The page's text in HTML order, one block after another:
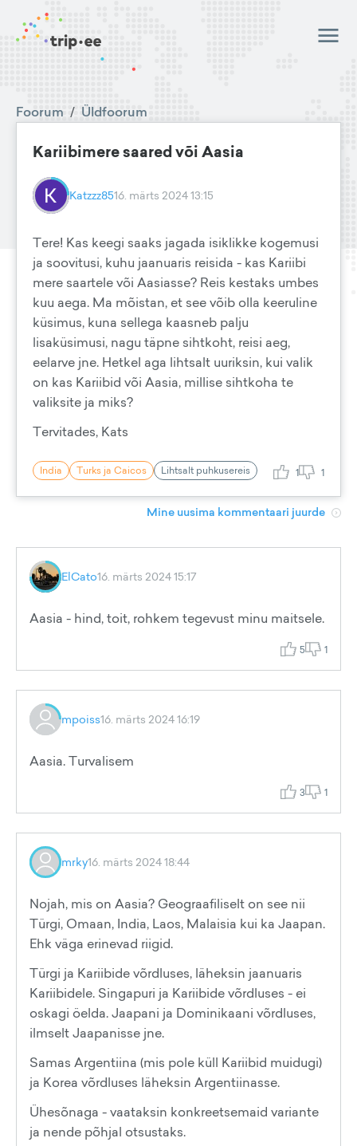
Foorum / Üldfoorum
Kariibimere saared või Aasia
Katzzz8516. märts 2024 13:15
Tere! Kas keegi saaks jagada isiklikke kogemusi
ja soovitusi, kuhu jaanuaris reisida - kas Kariibi
mere saartele või Aasiasse? Reis kestaks umbes
kuu aega. Ma mõistan, et see võib olla keeruline
küsimus, kuna sellega kaasneb palju
lisaküsimusi, nagu täpne sihtkoht, reisi aeg,
eelarve jne. Hetkel aga lihtsalt uuriksin, kui valik
on kas Kariibid või Aasia, millise sihtkoha te
valiksite ja miks?
Tervitades, Kats
India Turks ja Caicos Lihtsalt puhkusereis 1 1
Mine uusima kommentaari juurde
ElCato16. märts 2024 15:17
Aasia - hind, toit, rohkem tegevust minu maitsele.
5 1
mpoiss16. märts 2024 16:19
Aasia. Turvalisem
3 1
mrky16. märts 2024 18:44
Nojah, mis on Aasia? Geograafiliselt on see nii
Türgi, Omaan, India, Laos, Malaisia kui ka Jaapan.
Ehk väga erinevad riigid.
Türgi ja Kariibide võrdluses, läheksin jaanuaris
Kariibidele. Singapuri ja Kariibide võrdluses - ei
oskagi öelda. Jaapani ja Dominikaani võrdluses,
ilmselt Jaapanisse jne.
Samas Argentiina (mis pole küll Kariibid muidugi)
ja Korea võrdluses läheksin Argentiinasse.
Ühesõnaga - vaataksin konkreetsemaid variante
ja nende põhjal otsustaks.